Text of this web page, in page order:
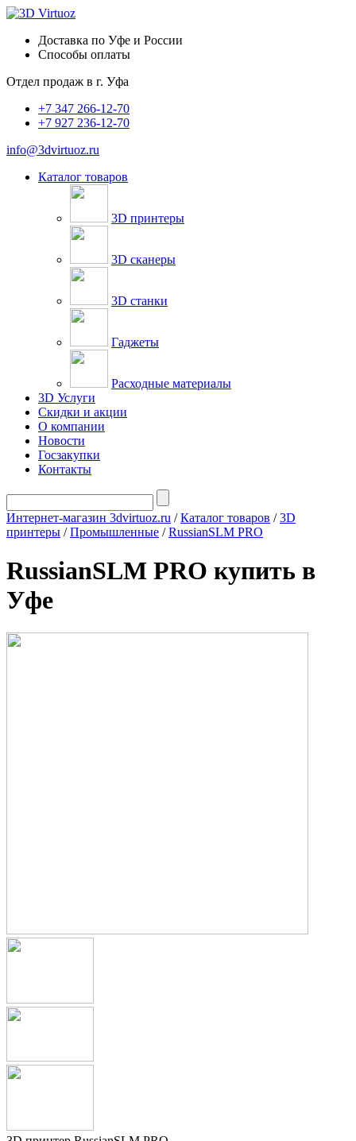
Доставка по Уфе и России
Способы оплаты
Отдел продаж в г. Уфа
+7 347 266-12-70
+7 927 236-12-70
info@3dvirtuoz.ru
Каталог товаров
3D принтеры
3D сканеры
3D станки
Гаджеты
Расходные материалы
3D Услуги
Скидки и акции
О компании
Новости
Госзакупки
Контакты
Интернет-магазин 3dvirtuoz.ru /Каталог товаров /3D
принтеры /Промышленные /RussianSLM PRO
RussianSLM PRO купить в
Уфе